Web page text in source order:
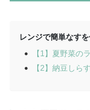
レンジで簡単なす
【1】夏野菜の
【2】納豆しら